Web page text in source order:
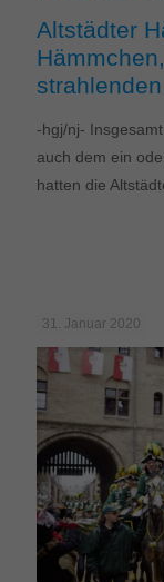
Altstädter
-hgj/nj-
auch dem ein
hatten die
31. Januar 2020